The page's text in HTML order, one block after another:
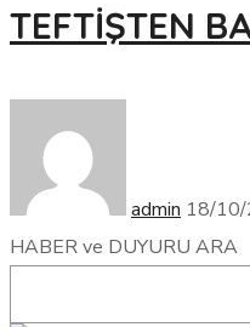
TEFTİŞTEN
admin 18/
HABER ve DUYURU ARA